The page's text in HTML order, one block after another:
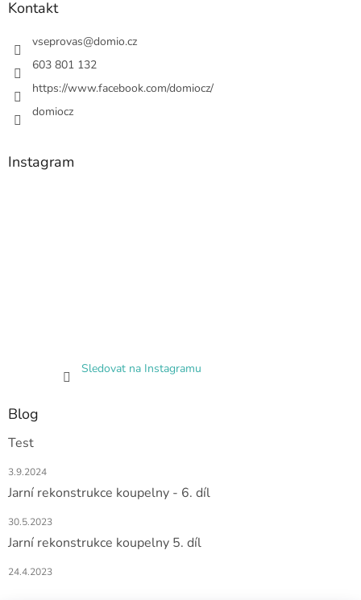
Kontakt
vseprovas@domio.cz
603 801 132
https://www.facebook.com/domiocz/
domiocz
Instagram
Sledovat na Instagramu
Blog
Test
3.9.2024
Jarní rekonstrukce koupelny - 6. díl
30.5.2023
Jarní rekonstrukce koupelny 5. díl
24.4.2023